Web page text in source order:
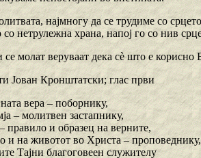
најмногу да се трудиме со
со нетрулежна храна, напој го со нив
молат веруваат дека сѐ што е
Јован Кронштатски; глас први
вера – поборнику,
– молитвен застапнику,
правило и образец на верните,
и на животот во Христа – проповеднику,
Тајни благоговеен служителу